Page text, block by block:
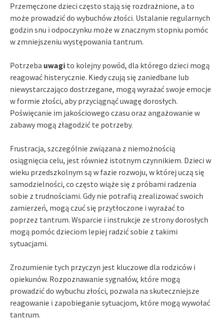
Przemęczone dzieci często stają się rozdrażnione, a to
może prowadzić do wybuchów złości. Ustalanie regularnych
godzin snu i odpoczynku może w znacznym stopniu pomóc
w zmniejszeniu występowania tantrum.
Potrzeba uwagi to kolejny powód, dla którego dzieci mogą
reagować histerycznie. Kiedy czują się zaniedbane lub
niewystarczająco dostrzegane, mogą wyrażać swoje emocje
w formie złości, aby przyciągnąć uwagę dorosłych.
Poświęcanie im jakościowego czasu oraz angażowanie w
zabawy mogą złagodzić te potrzeby.
Frustracja, szczególnie związana z niemożnością
osiągnięcia celu, jest również istotnym czynnikiem. Dzieci w
wieku przedszkolnym są w fazie rozwoju, w której uczą się
samodzielności, co często wiąże się z próbami radzenia
sobie z trudnościami. Gdy nie potrafią zrealizować swoich
zamierzeń, mogą czuć się przytłoczone i wyrażać to
poprzez tantrum. Wsparcie i instrukcje ze strony dorosłych
mogą pomóc dzieciom lepiej radzić sobie z takimi
sytuacjami.
Zrozumienie tych przyczyn jest kluczowe dla rodziców i
opiekunów. Rozpoznawanie sygnałów, które mogą
prowadzić do wybuchu złości, pozwala na skuteczniejsze
reagowanie i zapobieganie sytuacjom, które mogą wywołać
tantrum.